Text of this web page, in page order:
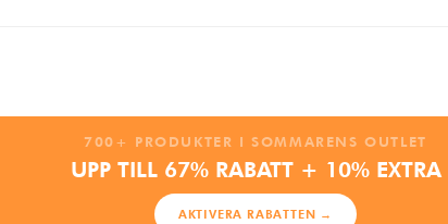
700+ PRODUKTER I SOMMARENS OUTLET
UPP TILL 67% RABATT + 10% EXTRA
AKTIVERA RABATTEN →